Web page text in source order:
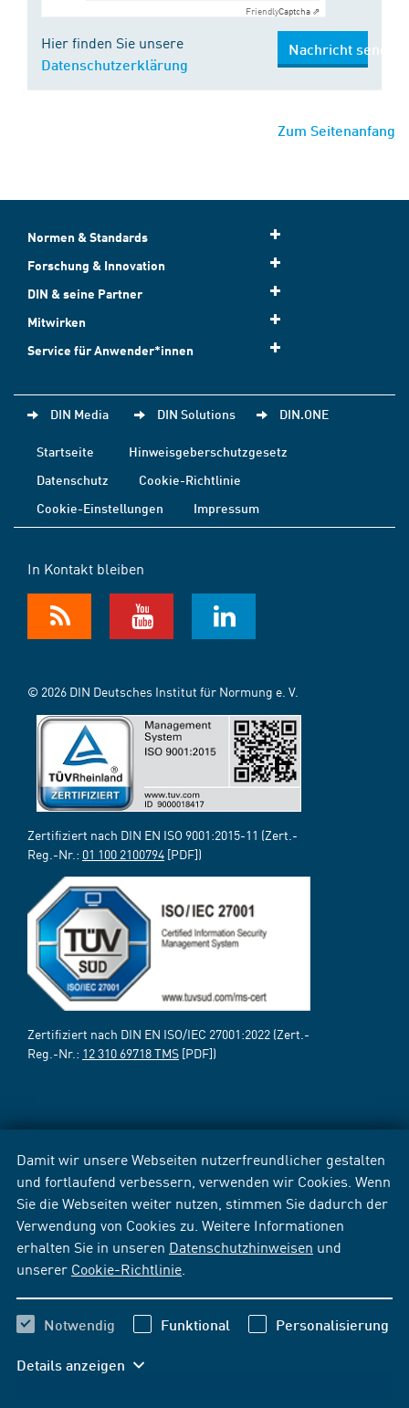
Damit wir unsere Webseiten nutzerfreundlicher gestalten
und fortlaufend verbessern, verwenden wir Cookies. Wenn
Sie die Webseiten weiter nutzen, stimmen Sie dadurch der
Verwendung von Cookies zu. Weitere Informationen
erhalten Sie in unseren Datenschutzhinweisen und
unserer Cookie-Richtlinie
Notwendig Funktional Personalisierung
Details anzeigen
FriendlyCaptcha ⇗
Hier finden Sie unsere
Datenschutzerklärung
Nachricht senden
Zum Seitenanfang
Normen & Standards
Forschung & Innovation
DIN & seine Partner
Mitwirken
Service für Anwender*innen
DIN Media DIN Solutions DIN.ONE
Startseite
Hinweisgeberschutzgesetz
Datenschutz
Cookie-Richtlinie
Cookie-Einstellungen
Impressum
In Kontakt bleiben
© 2026 DIN Deutsches Institut für Normung e. V.
Zertifiziert nach DIN EN ISO 9001:2015-11 (Zert.-
Reg.-Nr.: 01 100 2100794 [PDF])
Zertifiziert nach DIN EN ISO/IEC 27001:2022 (Zert.-
Reg.-Nr.: 12 310 69718 TMS [PDF])